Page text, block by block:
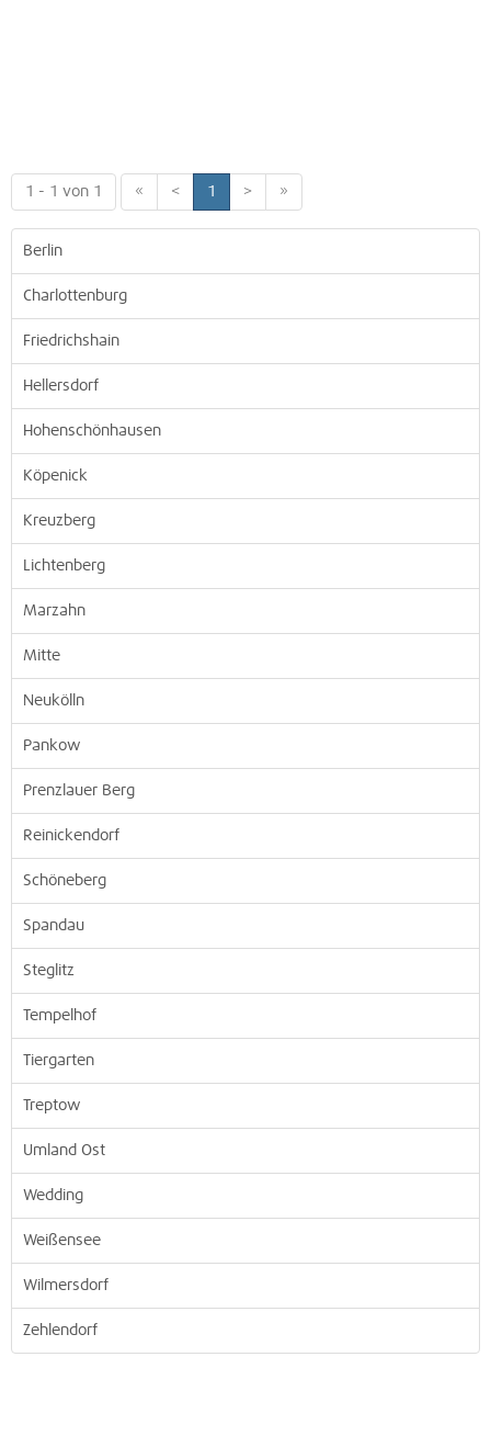
1 - 1 von 1 « < 1 > »
Berlin
Charlottenburg
Friedrichshain
Hellersdorf
Hohenschönhausen
Köpenick
Kreuzberg
Lichtenberg
Marzahn
Mitte
Neukölln
Pankow
Prenzlauer Berg
Reinickendorf
Schöneberg
Spandau
Steglitz
Tempelhof
Tiergarten
Treptow
Umland Ost
Wedding
Weißensee
Wilmersdorf
Zehlendorf